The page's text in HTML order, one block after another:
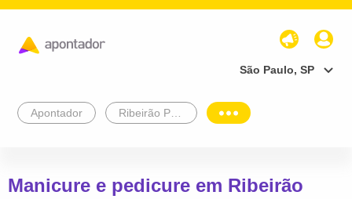
São Paulo, SP
Apontador
Manicure e pedicure em Ribeirão